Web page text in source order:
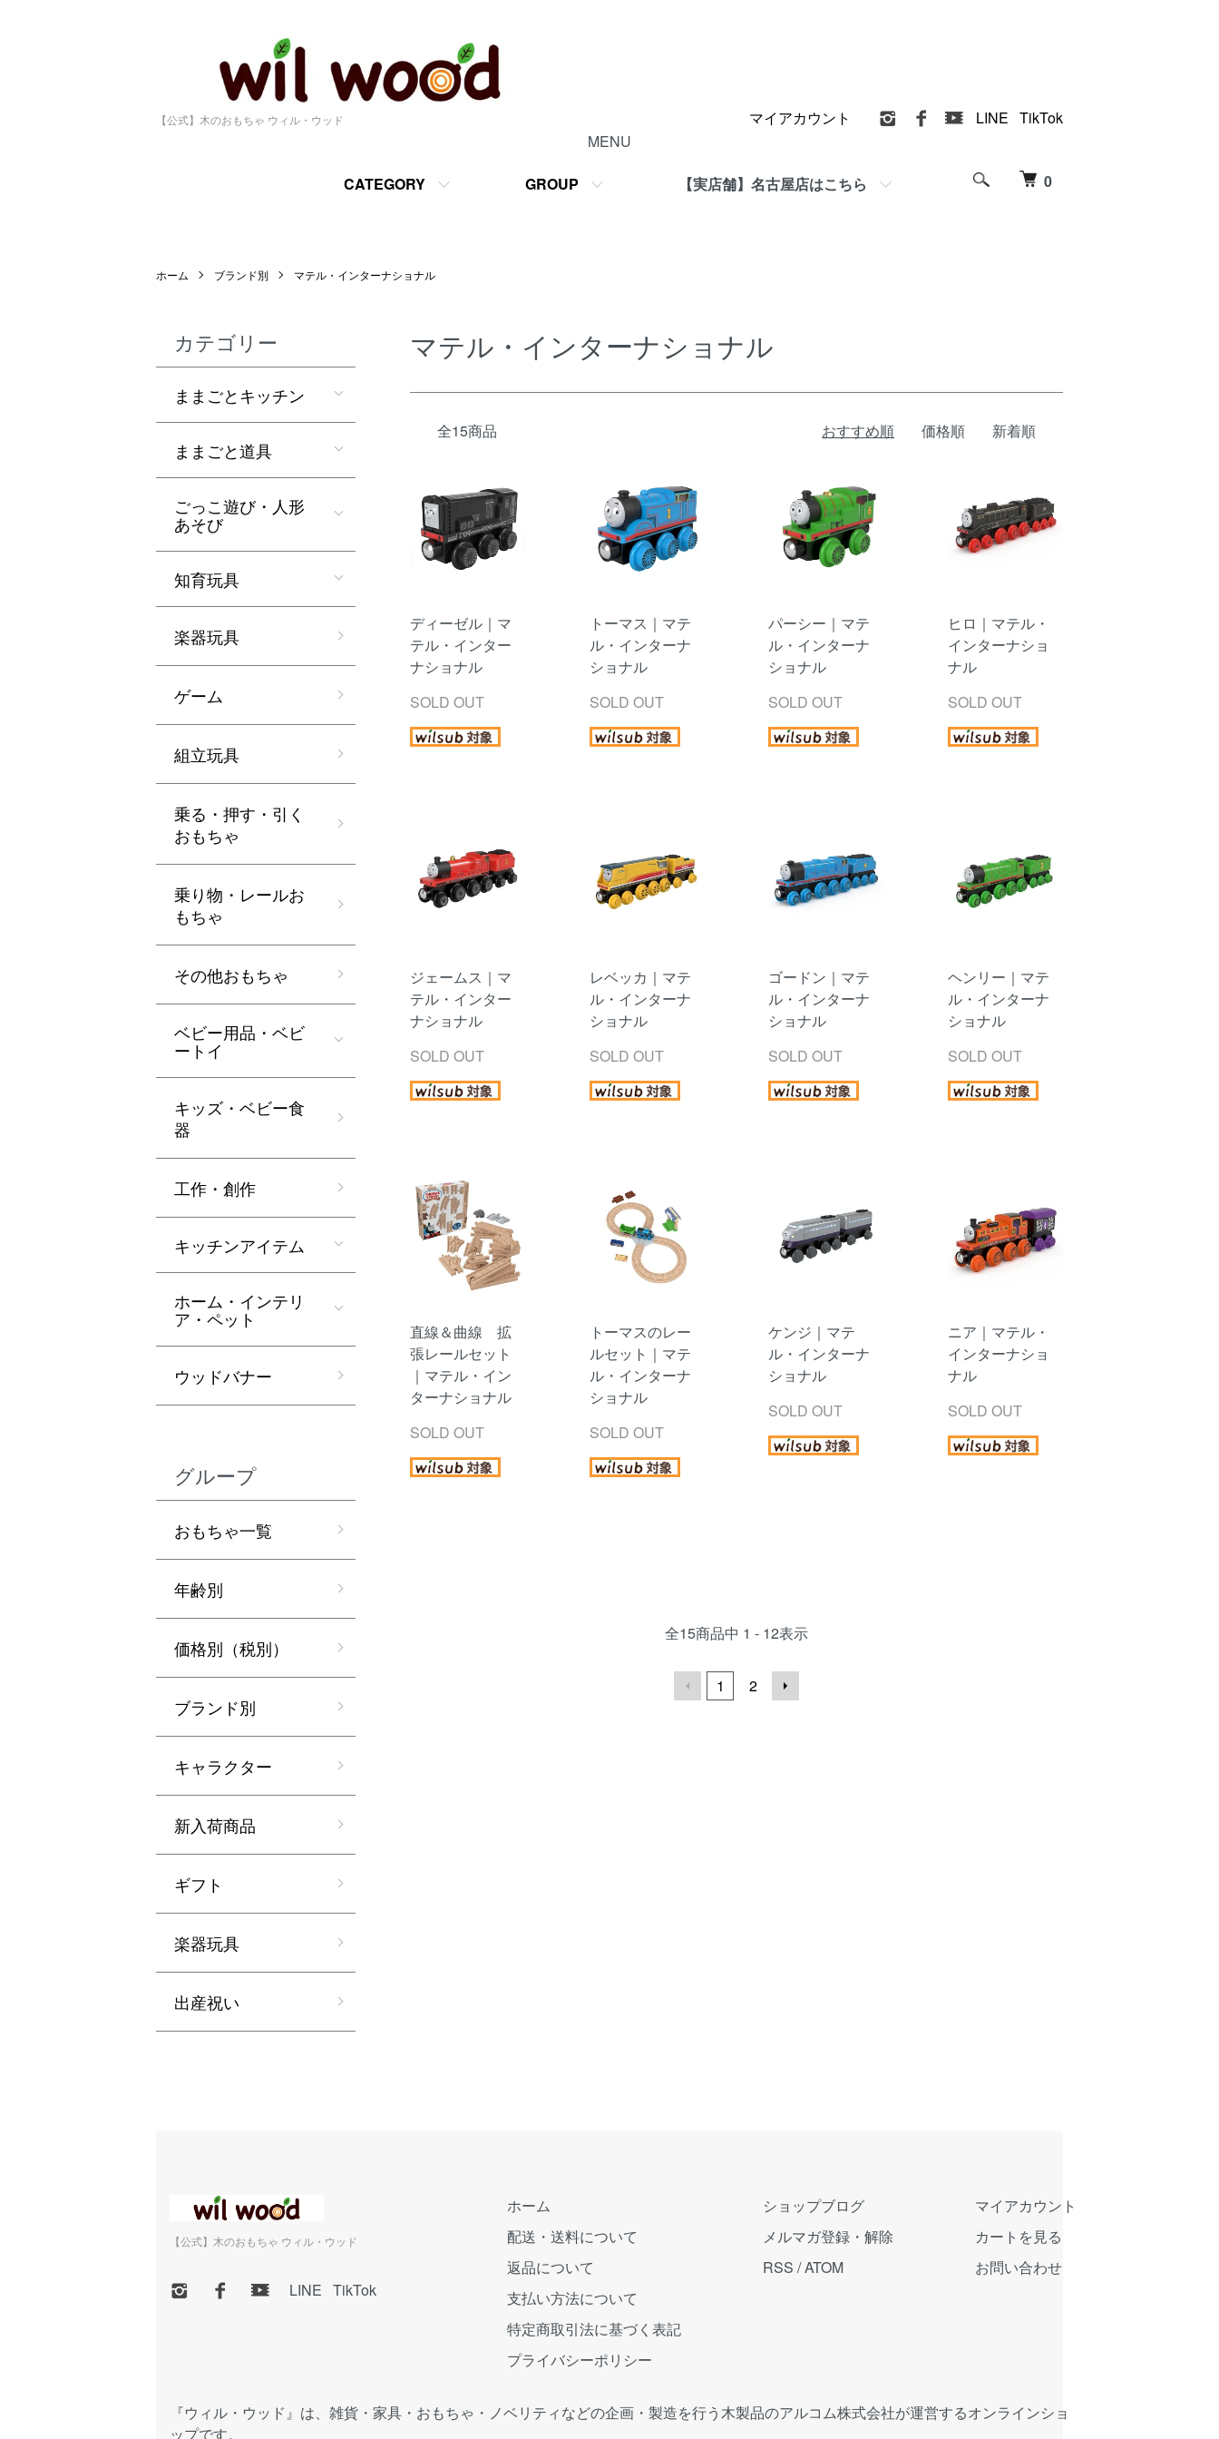
【公式】木のおもちゃ ウィル・ウッド
0
MENU
CATEGORY GROUP 【実店舗】名古屋店はこちら
マイアカウント LINE TikTok
ホーム ブランド別 マテル・インターナショナル
マテル・インターナショナル
全15商品 おすすめ順 価格順 新着順
ディーゼル｜マ
テル・インター
ナショナル
SOLD OUT
トーマス｜マテ
ル・インターナ
ショナル
SOLD OUT
パーシー｜マテ
ル・インターナ
ショナル
SOLD OUT
ヒロ｜マテル・
インターナショ
ナル
SOLD OUT
ジェームス｜マ
テル・インター
ナショナル
SOLD OUT
レベッカ｜マテ
ル・インターナ
ショナル
SOLD OUT
ゴードン｜マテ
ル・インターナ
ショナル
SOLD OUT
ヘンリー｜マテ
ル・インターナ
ショナル
SOLD OUT
直線＆曲線 拡
張レールセット
｜マテル・イン
ターナショナル
SOLD OUT
トーマスのレー
ルセット｜マテ
ル・インターナ
ショナル
SOLD OUT
ケンジ｜マテ
ル・インターナ
ショナル
SOLD OUT
ニア｜マテル・
インターナショ
ナル
SOLD OUT
全15商品中 1 - 12表示
1 2
カテゴリー
ままごとキッチン
ままごと道具
ごっこ遊び・人形
あそび
知育玩具
楽器玩具
ゲーム
組立玩具
乗る・押す・引く
おもちゃ
乗り物・レールお
もちゃ
その他おもちゃ
ベビー用品・ベビ
ートイ
キッズ・ベビー食
器
工作・創作
キッチンアイテム
ホーム・インテリ
ア・ペット
ウッドバナー
グループ
おもちゃ一覧
年齢別
価格別（税別）
ブランド別
キャラクター
新入荷商品
ギフト
楽器玩具
出産祝い
【公式】木のおもちゃ ウィル・ウッド
LINE TikTok
ホーム
配送・送料について
返品について
支払い方法について
特定商取引法に基づく表記
プライバシーポリシー
ショップブログ
メルマガ登録・解除
RSS /ATOM
マイアカウント
カートを見る
お問い合わせ
『ウィル・ウッド』は、雑貨・家具・おもちゃ・ノベリティなどの企画・製造を行う木製品のアルコム株式会社が運営するオンラインショ
ップです。